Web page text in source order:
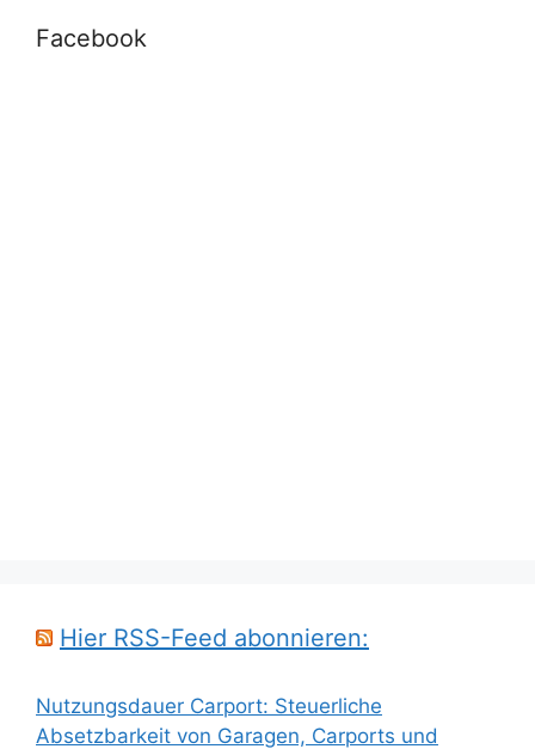
Facebook
Hier RSS-Feed abonnieren:
Nutzungsdauer Carport: Steuerliche
Absetzbarkeit von Garagen, Carports und